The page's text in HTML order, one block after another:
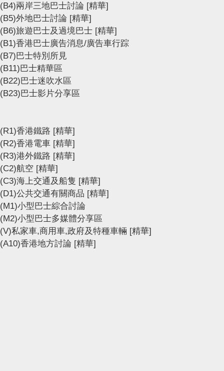
(B4)兩岸三地巴士討論 [精華]
(B5)外地巴士討論 [精華]
(B6)旅遊巴士及過境巴士 [精華]
(B1)香港巴士廣告消息/廣告車行踪
(B7)巴士特別所見
(B11)巴士精華區
(B22)巴士迷吹水區
(B23)巴士影片分享區
(R1)香港鐵路 [精華]
(R2)香港電車 [精華]
(R3)港外鐵路 [精華]
(C2)航空 [精華]
(C3)海上交通及船隻 [精華]
(D1)公共交通有關商品 [精華]
(M1)小型巴士綜合討論
(M2)小型巴士多媒體分享區
(V)私家車,商用車,政府及特種車輛 [精華]
(A10)香港地方討論 [精華]